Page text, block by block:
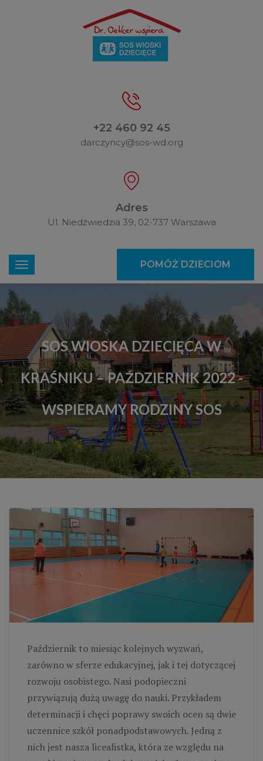
+22 460 92 45
darczyncy@sos-wd.org
Adres
Ul. Niedźwiedzia 39, 02-737 Warszawa
POMÓŻ DZIECIOM
SOS WIOSKA DZIECIĘCA W
KRAŚNIKU – PAŹDZIERNIK 2022 -
WSPIERAMY RODZINY SOS
Październik to miesiąc kolejnych wyzwań,
zarówno w sferze edukacyjnej, jak i tej dotyczącej
rozwoju osobistego. Nasi podopieczni
przywiązują dużą uwagę do nauki. Przykładem
determinacji i chęci poprawy swoich ocen są dwie
uczennice szkół ponadpodstawowych. Jedną z
nich jest nasza licealistka, która ze względu na